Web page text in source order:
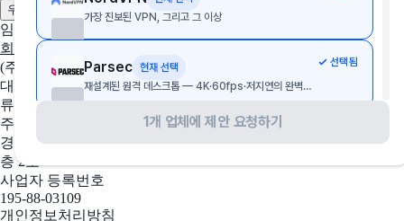
가장 진보된 VPN, 그리고 그 이상
Parsec 현재 선택
재설계된 원격 데스크톱 — 4K·60fps·저지연의 완벽한 접근
선택됨
TeamViewer
1개 업체에 제안 요청하기
우리 솔루션 등록하기 제휴 문의하기
임팩트플로우
회사 소개
(주)임팩트플로우
대표자
류효권
주소
경기도 성남시 수정구 창업로 43, 판교글로벌비즈센터 업무동 4
층 2호
사업자 등록번호
195-88-03109
개인정보처리방침